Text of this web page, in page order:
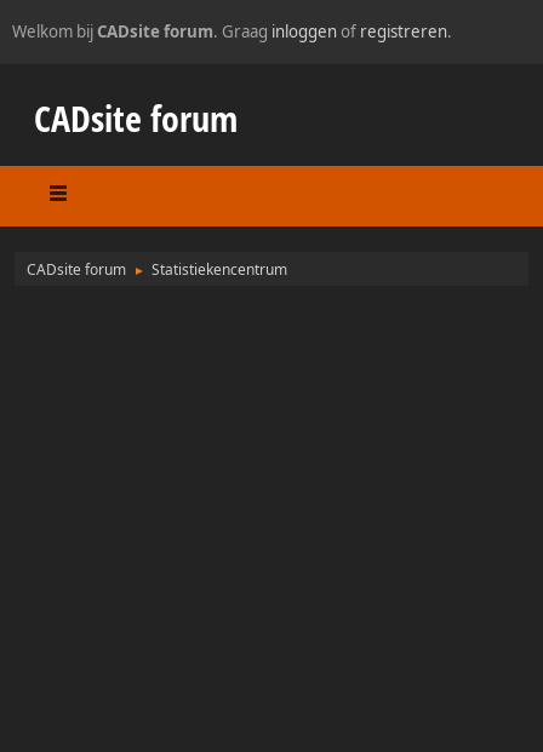
Welkom bij CADsite forum. Graag inloggenof registreren.
CADsite forum
CADsite forum ► Statistiekencentrum